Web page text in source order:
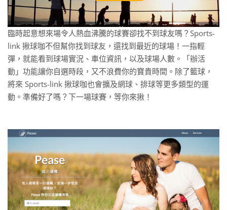
臨時起意想來場令人熱血沸騰的球賽卻找不到球友嗎？Sports-
link 揪球咖不但幫你找到球友，還找到最近的球場！一指輕
彈，就能看到球場實況、車位資訊，以及球場人數。「辦活
動」功能讓你自選時段，又不浪費你的寶貴時間。除了籃球，
將來 Sports-link 揪球咖也會擴及網球、排球等更多類型的運
動。準備好了嗎？下一場球賽，等你來揪！